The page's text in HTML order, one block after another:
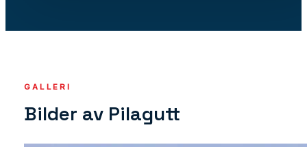
GALLERI
Bilder av Pilagutt